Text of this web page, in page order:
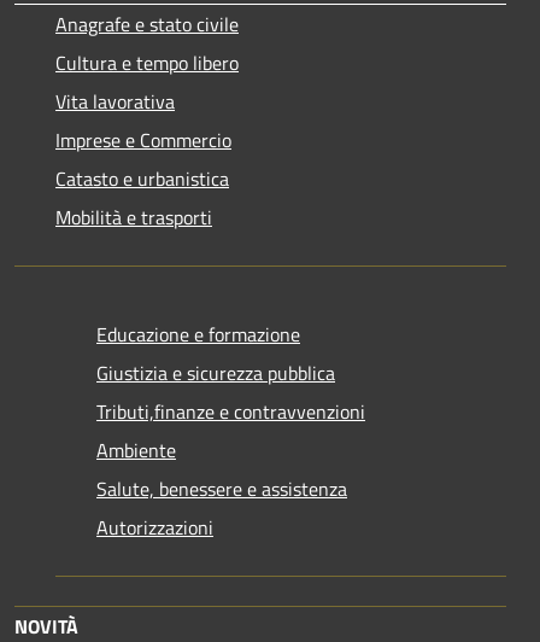
Anagrafe e stato civile
Cultura e tempo libero
Vita lavorativa
Imprese e Commercio
Catasto e urbanistica
Mobilità e trasporti
Educazione e formazione
Giustizia e sicurezza pubblica
Tributi,finanze e contravvenzioni
Ambiente
Salute, benessere e assistenza
Autorizzazioni
NOVITÀ